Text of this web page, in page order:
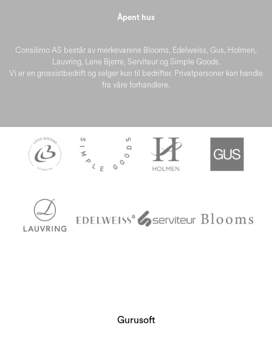
Consilimo AS består av merkevarene Blooms, Edelweiss, Gus, Holmen,
Lauvring, Lene Bjerre, Serviteur og Simple Goods.
Vi er en grossistbedrift og selger kun til bedrifter. Privatpersoner kan handle
fra våre forhandlere.
Åpent hus
Gurusoft